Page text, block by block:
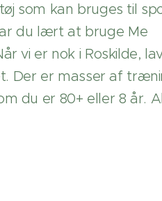
som kan bruges til
du lært at bruge Me
vi er nok i Roskilde,
Der er masser af
du er 80+ eller 8 år.